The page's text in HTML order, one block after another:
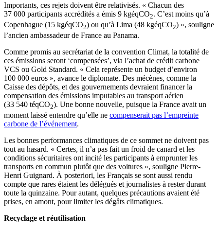
Importants, ces rejets doivent être relativisés. « Chacun des
37 000 participants accrédités a émis 9 kgéqCO2. C’est moins qu’à
Copenhague (15 kgéqCO2) ou qu’à Lima (48 kgéqCO2) », souligne
l’ancien ambassadeur de France au Panama.
Comme promis au secrétariat de la convention Climat, la totalité de
ces émissions seront ‘compensées’, via l’achat de crédit carbone
VCS ou Gold Standard. « Cela représente un budget d’environ
100 000 euros », avance le diplomate. Des mécènes, comme la
Caisse des dépôts, et des gouvernements devraient financer la
compensation des émissions imputables au transport aérien
(33 540 téqCO2). Une bonne nouvelle, puisque la France avait un
moment laissé entendre qu’elle ne compenserait pas l’empreinte
carbone de l’événement.
Les bonnes performances climatiques de ce sommet ne doivent pas
tout au hasard. « Certes, il n’a pas fait un froid de canard et les
conditions sécuritaires ont incité les participants à emprunter les
transports en commun plutôt que des voitures », souligne Pierre-
Henri Guignard. À posteriori, les Français se sont aussi rendu
compte que rares étaient les délégués et journalistes à rester durant
toute la quinzaine. Pour autant, quelques précautions avaient été
prises, en amont, pour limiter les dégâts climatiques.
Recyclage et réutilisation